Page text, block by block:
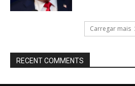
Carregar mais
RECENT COMMENTS